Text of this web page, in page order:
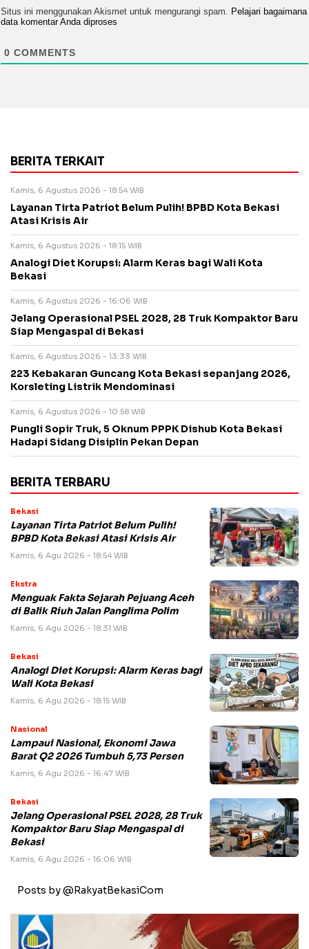
Situs ini menggunakan Akismet untuk mengurangi spam. Pelajari bagaimana
data komentar Anda diproses
0 COMMENTS
BERITA TERKAIT
Kamis, 6 Agustus 2026 - 18:54 WIB
Layanan Tirta Patriot Belum Pulih! BPBD Kota Bekasi
Atasi Krisis Air
Kamis, 6 Agustus 2026 - 18:15 WIB
Analogi Diet Korupsi: Alarm Keras bagi Wali Kota
Bekasi
Kamis, 6 Agustus 2026 - 16:06 WIB
Jelang Operasional PSEL 2028, 28 Truk Kompaktor Baru
Siap Mengaspal di Bekasi
Kamis, 6 Agustus 2026 - 13:33 WIB
223 Kebakaran Guncang Kota Bekasi sepanjang 2026,
Korsleting Listrik Mendominasi
Kamis, 6 Agustus 2026 - 10:58 WIB
Pungli Sopir Truk, 5 Oknum PPPK Dishub Kota Bekasi
Hadapi Sidang Disiplin Pekan Depan
BERITA TERBARU
Bekasi
Layanan Tirta Patriot Belum Pulih!
BPBD Kota Bekasi Atasi Krisis Air
Kamis, 6 Agu 2026 - 18:54 WIB
Ekstra
Menguak Fakta Sejarah Pejuang Aceh
di Balik Riuh Jalan Panglima Polim
Kamis, 6 Agu 2026 - 18:31 WIB
Bekasi
Analogi Diet Korupsi: Alarm Keras bagi
Wali Kota Bekasi
Kamis, 6 Agu 2026 - 18:15 WIB
Nasional
Lampaui Nasional, Ekonomi Jawa
Barat Q2 2026 Tumbuh 5,73 Persen
Kamis, 6 Agu 2026 - 16:47 WIB
Bekasi
Jelang Operasional PSEL 2028, 28 Truk
Kompaktor Baru Siap Mengaspal di
Bekasi
Kamis, 6 Agu 2026 - 16:06 WIB
Posts by @RakyatBekasiCom